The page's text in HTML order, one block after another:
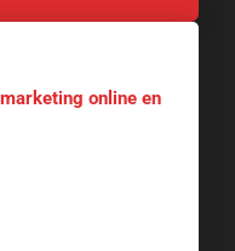
online en